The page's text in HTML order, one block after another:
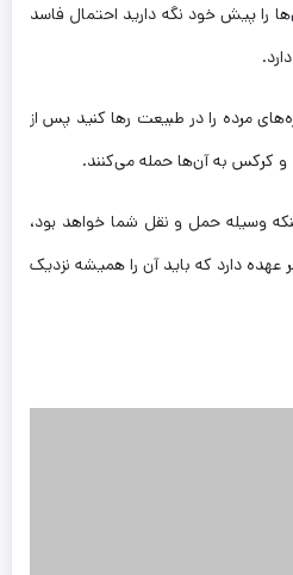
را پیش خود نگه دارید احتمال فاسد
مرده را در طبیعت رها کنید پس از
و کرکس به آن‌ها حمله می‌کنند.
وسیله حمل و نقل شما خواهد بود،
دارد که باید آن را همیشه نزدیک